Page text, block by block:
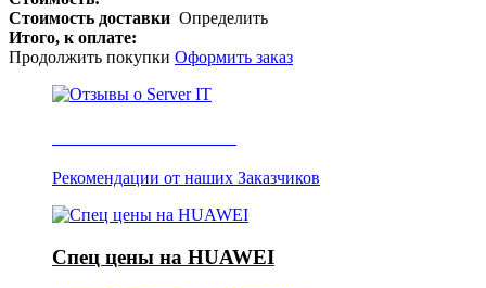
Стоимость доставки Определить
Итого, к оплате:
Продолжить покупки Оформить заказ
Рекомендации от наших Заказчиков
Спец цены на HUAWEI